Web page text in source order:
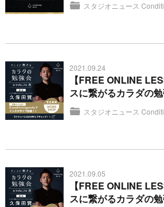
スタジオニュース
2021.09.24
【FREE ONLINE
スに繋がるカラダの
スタジオニュース
2021.09.05
【FREE ONLINE
スに繋がるカラダの